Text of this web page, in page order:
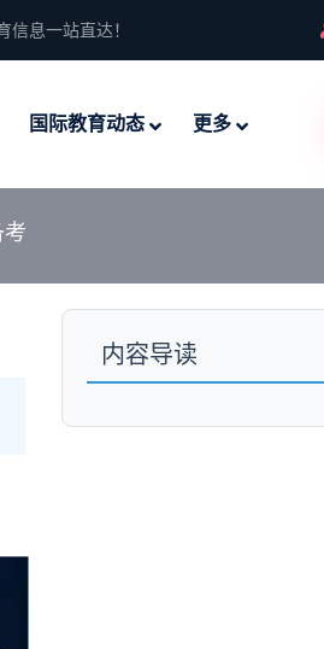
信息一站直达！
国际教育动态 更多
考
内容导读